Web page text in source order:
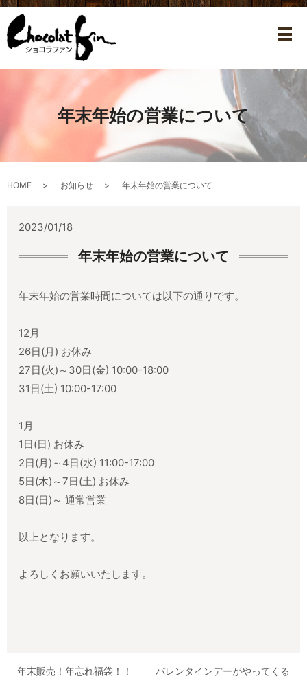
メ
年末年始の営業について
HOME お知らせ 年末年始の営業について
2023/01/18
年末年始の営業について
年末年始の営業時間については以下の通りです。
12月
26日(月) お休み
27日(火)～30日(金) 10:00-18:00
31日(土) 10:00-17:00
1月
1日(日) お休み
2日(月)～4日(水) 11:00-17:00
5日(木)～7日(土) お休み
8日(日)～ 通常営業
以上となります。
よろしくお願いいたします。
年末販売！年忘れ福袋！！ バレンタインデーがやってくる